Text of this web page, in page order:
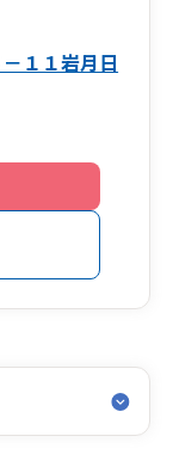
１１岩月日